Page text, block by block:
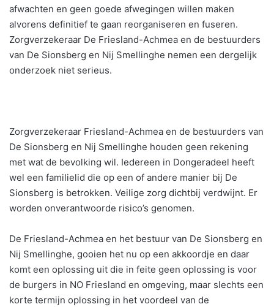
afwachten en geen goede afwegingen willen maken
alvorens definitief te gaan reorganiseren en fuseren.
Zorgverzekeraar De Friesland-Achmea en de bestuurders
van De Sionsberg en Nij Smellinghe nemen een dergelijk
onderzoek niet serieus.
Zorgverzekeraar Friesland-Achmea en de bestuurders van
De Sionsberg en Nij Smellinghe houden geen rekening
met wat de bevolking wil. Iedereen in Dongeradeel heeft
wel een familielid die op een of andere manier bij De
Sionsberg is betrokken. Veilige zorg dichtbij verdwijnt. Er
worden onverantwoorde risico’s genomen.
De Friesland-Achmea en het bestuur van De Sionsberg en
Nij Smellinghe, gooien het nu op een akkoordje en daar
komt een oplossing uit die in feite geen oplossing is voor
de burgers in NO Friesland en omgeving, maar slechts een
korte termijn oplossing in het voordeel van de